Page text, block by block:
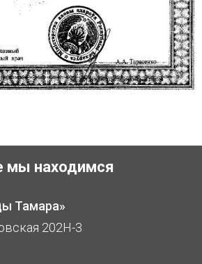
мы находимся
Тамара»
202Н-3